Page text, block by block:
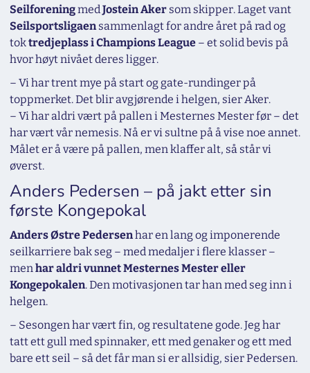
SeilforeningmedJostein Aker som skipper. Laget vant
Seilsportsligaensammenlagt for andre året på rad og
toktredjeplass i Champions League – et solid bevis på
hvor høyt nivået deres ligger.
– Vi har trent mye på start og gate-rundinger på
toppmerket. Det blir avgjørende i helgen, sier Aker.
– Vi har aldri vært på pallen i Mesternes Mester før – det
har vært vår nemesis. Nå er vi sultne på å vise noe annet.
Målet er å være på pallen, men klaffer alt, så står vi
øverst.
Anders Pedersen – på jakt etter sin
første Kongepokal
Anders Østre Pedersenhar en lang og imponerende
seilkarriere bak seg – med medaljer i flere klasser –
menhar aldri vunnet Mesternes Mester eller
Kongepokalen. Den motivasjonen tar han med seg inn i
helgen.
– Sesongen har vært fin, og resultatene gode. Jeg har
tatt ett gull med spinnaker, ett med genaker og ett med
bare ett seil – så det får man si er allsidig, sier Pedersen.